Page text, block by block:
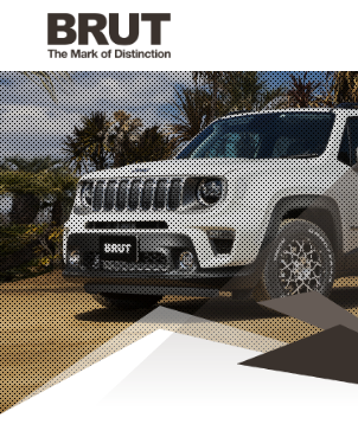
WHAT'S NEW
WHEEL LINEUP
OTHER PRODUCT
GALLERY
CATALOG
PRIVACY POLICY